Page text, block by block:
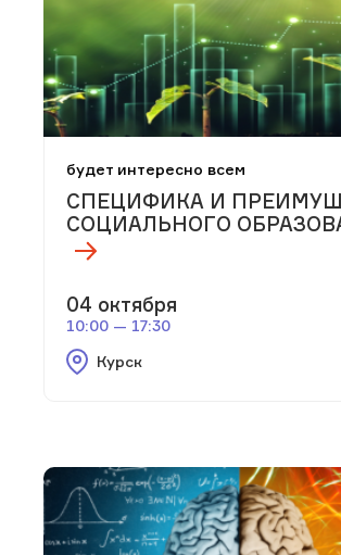
будет интересно всем
СПЕЦИФИКА И
СОЦИАЛЬНОГО
04 октября
10:00 — 17:30
Курск